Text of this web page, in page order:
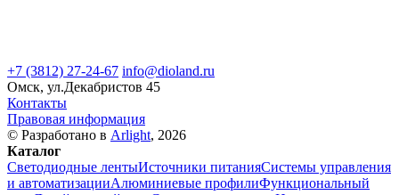
+7 (3812) 27-24-67 info@dioland.ru
Омск, ул.Декабристов 45
Контакты
Правовая информация
© Разработано в Arlight, 2026
Каталог
Светодиодные лентыИсточники питанияСистемы управления
и автоматизацииАлюминиевые профилиФункциональный